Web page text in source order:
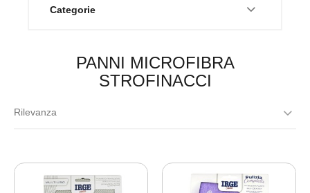
Categorie
PANNI MICROFIBRA
STROFINACCI
Rilevanza